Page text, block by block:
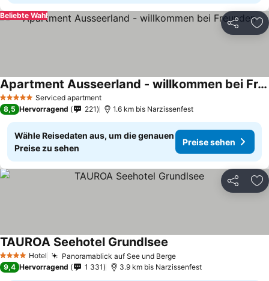
Teilen
Beliebte Wahl
5 Sterne Serviced apartment
Apartment Ausseerland - willkommen bei Freunden
Preise sehen
8,5 Hervorragend 221 1.6 km bis Narzissenfest
Wähle Reisedaten aus, um die genauen
Preise zu sehen
Preise sehen
Teilen
4 Sterne Hotel Panoramablick auf See und BergePreise sehen
TAUROA Seehotel Grundlsee
9,4 Hervorragend 1 331 3.9 km bis Narzissenfest